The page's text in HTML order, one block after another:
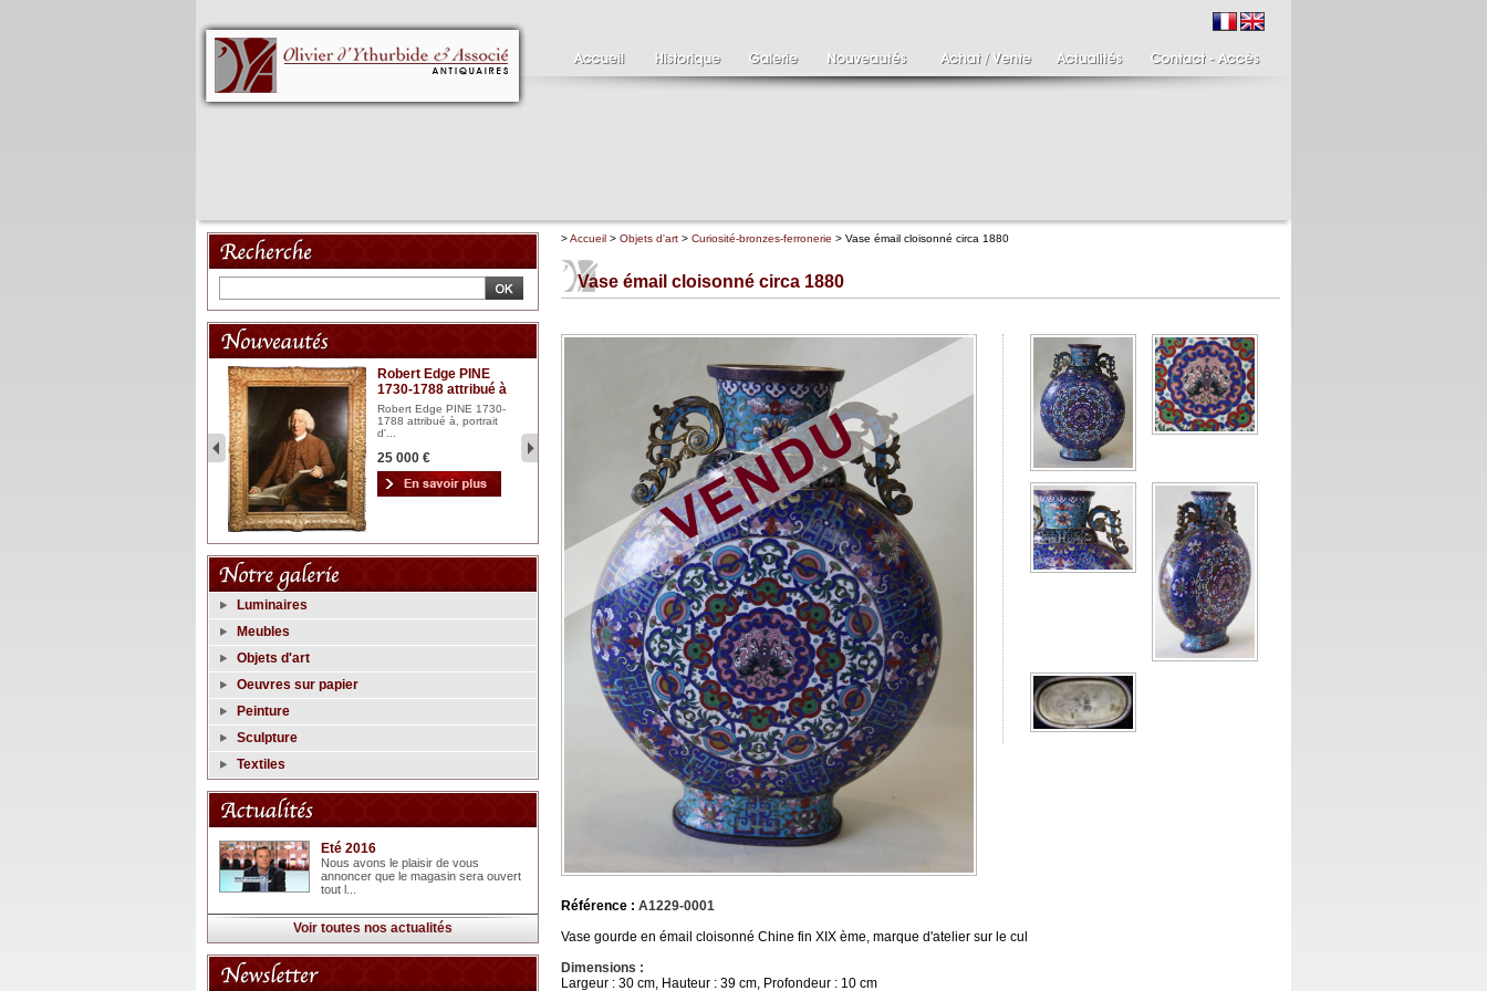
Robert Edge PINE
1730-1788 attribué à
Robert Edge PINE 1730-
1788 attribué à, portrait
d'...
25 000 €
Clément SERVEAU
1886-1972
Clément SERVEAU 1886-
1972 "Portrait de Boxer"
Hui...
2 500 €
Paire de bougeoirs fin
XVIIIème
Paire de bougeoirs putti
tenant une torchère en
1 700 €
Luminaires
Meubles
Objets d'art
Oeuvres sur papier
Peinture
Sculpture
Textiles
Eté 2016
Nous avons le plaisir de vous
annoncer que le magasin sera ouvert
tout l...
Voir toutes nos actualités
>Accueil > Objets d'art > Curiosité-bronzes-ferronerie > Vase émail cloisonné circa 1880
Vase émail cloisonné circa 1880
Référence : A1229-0001
Vase gourde en émail cloisonné Chine fin XIX ème, marque d'atelier sur le cul
Dimensions :
Largeur : 30 cm, Hauteur : 39 cm, Profondeur : 10 cm